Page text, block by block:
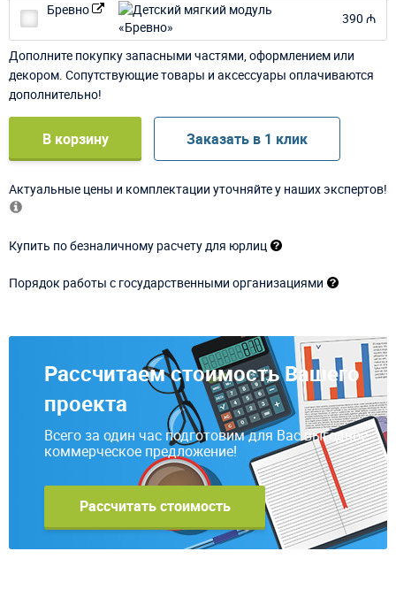
Бревно
390 ₼
Дополните покупку запасными частями, оформлением или
декором. Сопутствующие товары и аксессуары оплачиваются
дополнительно!
В корзину Заказать в 1 клик
Актуальные цены и комплектации уточняйте у наших экспертов!
Купить по безналичному расчету для юрлиц
Порядок работы с государственными организациями
Рассчитаем стоимость Вашего
проекта
Всего за один час подготовим для Вас выгодное
коммерческое предложение!
Рассчитать стоимость